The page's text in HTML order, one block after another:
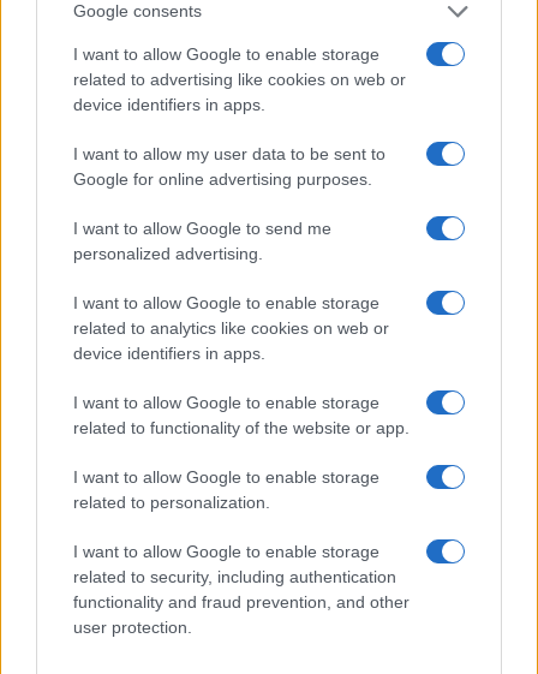
Google consents
I want to allow Google to enable storage
related to advertising like cookies on web or
device identifiers in apps.
I want to allow my user data to be sent to
Google for online advertising purposes.
I want to allow Google to send me
personalized advertising.
I want to allow Google to enable storage
related to analytics like cookies on web or
device identifiers in apps.
I want to allow Google to enable storage
related to functionality of the website or app.
I want to allow Google to enable storage
related to personalization.
I want to allow Google to enable storage
related to security, including authentication
functionality and fraud prevention, and other
user protection.
Petrolio in calo: Brent a 88.9 dollari, ribassi diffusi tra le
materie prime
NEWS
Petrolio in calo: Brent a 91,82$, ribassi a due cifre per greggio